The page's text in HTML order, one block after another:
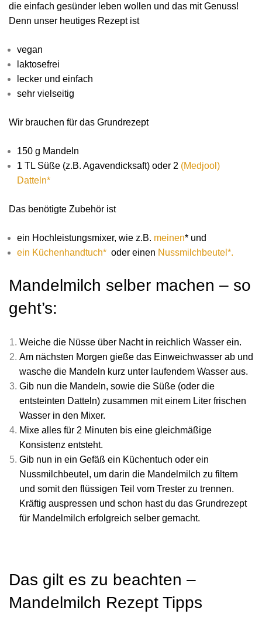
die einfach gesünder leben wollen und das mit Genuss!
Denn unser heutiges Rezept ist
vegan
laktosefrei
lecker und einfach
sehr vielseitig
Wir brauchen für das Grundrezept
150 g Mandeln
1 TL Süße (z.B. Agavendicksaft) oder 2 (Medjool)
Datteln*
Das benötigte Zubehör ist
ein Hochleistungsmixer, wie z.B. meinen* und
ein Küchenhandtuch* oder einen Nussmilchbeutel*.
Mandelmilch selber machen – so
geht’s:
Weiche die Nüsse über Nacht in reichlich Wasser ein.
Am nächsten Morgen gieße das Einweichwasser ab und
wasche die Mandeln kurz unter laufendem Wasser aus.
Gib nun die Mandeln, sowie die Süße (oder die
entsteinten Datteln) zusammen mit einem Liter frischen
Wasser in den Mixer.
Mixe alles für 2 Minuten bis eine gleichmäßige
Konsistenz entsteht.
Gib nun in ein Gefäß ein Küchentuch oder ein
Nussmilchbeutel, um darin die Mandelmilch zu filtern
und somit den flüssigen Teil vom Trester zu trennen.
Kräftig auspressen und schon hast du das Grundrezept
für Mandelmilch erfolgreich selber gemacht.
Das gilt es zu beachten –
Mandelmilch Rezept Tipps